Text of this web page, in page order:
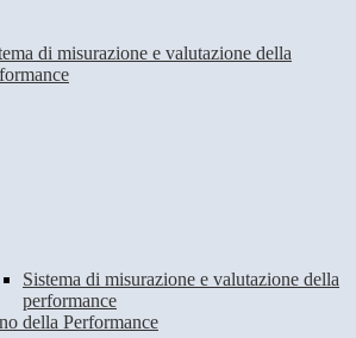
di misurazione e valutazione della
Sistema di misurazione e valutazione della
performance
della Performance